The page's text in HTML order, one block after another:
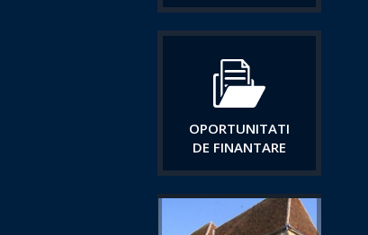
OPORTUNITATI
DE FINANTARE